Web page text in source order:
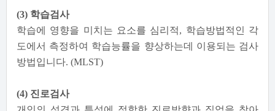
(3) 학습검사
학습에 영향을 미치는 요소를 심리적, 학습방법적인 각
도에서 측정하여 학습능률을 향상하는데 이용되는 검사
방법입니다. (MLST)
(4) 진로검사